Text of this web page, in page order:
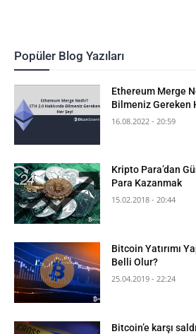
Popüler Blog Yazıları
Ethereum Merge
Bilmeniz Gereken
16.08.2022 - 20:59
Kripto Para’dan
Para Kazanmak
15.02.2018 - 20:44
Bitcoin Yatırımı
Belli Olur?
25.04.2019 - 22:24
Bitcoin’e karşı